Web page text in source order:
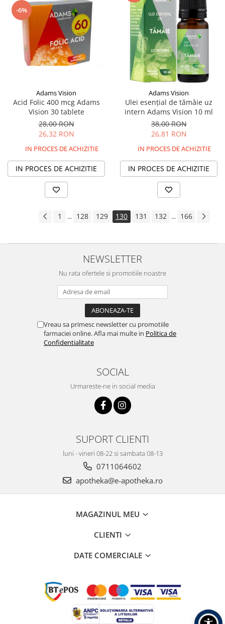
-6%
Adams Vision
Acid Folic 400 mcg Adams
Vision 30 tablete
28,00 RON
26,32 RON
IN PROCES DE ACHIZITIE
IN PROCES DE ACHIZITIE
Adams Vision
Ulei esențial de tămâie uz
intern Adams Vision 10 ml
38,00 RON
26,81 RON
IN PROCES DE ACHIZITIE
IN PROCES DE ACHIZITIE
1 ... 128 129 130 131 132 ... 166
NEWSLETTER
Nu rata ofertele si promotiile noastre
Vreau sa primesc newsletter cu promotiile
farmaciei online. Afla mai multe in Politica de
Confidentialitate
SOCIAL
Urmareste-ne in social media
SUPORT CLIENTI
luni - vineri 08-22 si sambata 08-13
0711064602
apotheka@e-apotheka.ro
MAGAZINUL MEU
CLIENTI
DATE COMERCIALE